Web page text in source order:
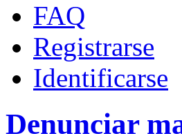
FAQ
Registrarse
Identificarse
Denunciar